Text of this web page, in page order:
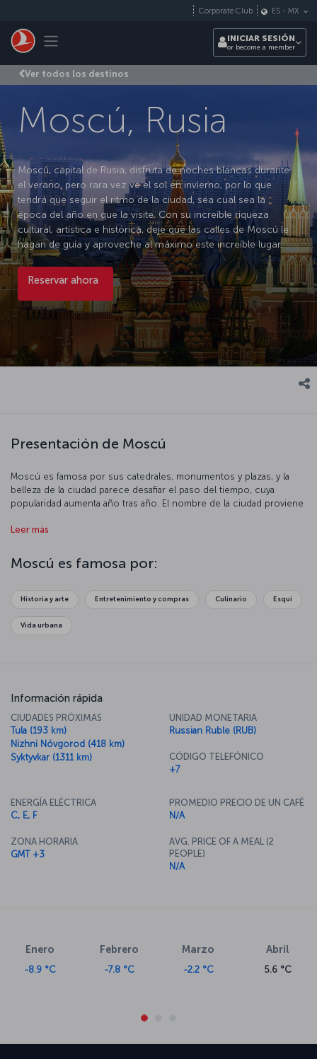
Toggle navigation
Corporate Club ES - MX
INICIAR SESIÓN
or become a member
Ver todos los destinos
Moscú, Rusia
Moscú, capital de Rusia, disfruta de noches blancas durante
el verano, pero rara vez ve el sol en invierno, por lo que
tendrá que seguir el ritmo de la ciudad, sea cual sea la
época del año en que la visite. Con su increíble riqueza
cultural, artística e histórica, deje que las calles de Moscú le
hagan de guía y aproveche al máximo este increíble lugar.
Reservar ahora
Presentación de Moscú
Moscú es famosa por sus catedrales, monumentos y plazas, y la
belleza de la ciudad parece desafiar el paso del tiempo, cuya
popularidad aumenta año tras año. El nombre de la ciudad proviene
menudo se traduce en su otra acepción, "rojo", de ahí la afiliación
otros, la catedral de San Basilio, el mausoleo de Lenin, el Museo
histórico estatal y el viejo centro comercial GUM. Luego, diríjase al
corazón de la ciudad, lleno de palacios y catedrales que se
Artes Plásticas tiene piezas increíbles de la antigua ciudad de Troya,
Leer más
Moscú es famosa por:
Historia y arte Entretenimiento y compras Culinario Esquí
Vida urbana
Información rápida
CIUDADES PRÓXIMAS
Tula (193 km)
Nizhni Nóvgorod (418 km)
Syktyvkar (1311 km)
UNIDAD MONETARIA
Russian Ruble (RUB)
CÓDIGO TELEFÓNICO
+7
ENERGÍA ELÉCTRICA
C, E, F
ZONA HORARIA
GMT +3
PROMEDIO PRECIO DE UN CAFÉ
N/A
AVG. PRICE OF A MEAL (2
PEOPLE)
N/A
Enero
-8.9 °C
Febrero
-7.8 °C
Marzo
-2.2 °C
Abril
5.6 °C